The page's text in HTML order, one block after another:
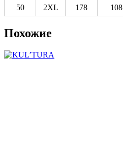
50
2XL 178 108
Похожие